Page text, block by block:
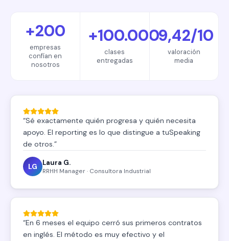
+200
empresas
confían en
nosotros
+100.000
clases
entregadas
9,42/10
valoración
media
“Sé exactamente quién progresa y quién necesita
apoyo. El reporting es lo que distingue a tuSpeaking
de otros.”
LG Laura G.
RRHH Manager · Consultora Industrial
“En 6 meses el equipo cerró sus primeros contratos
en inglés. El método es muy efectivo y el